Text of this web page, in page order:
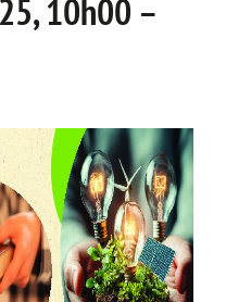
10h00 –